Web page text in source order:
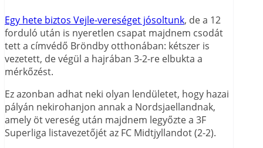
Egy hete biztos Vejle-vereséget jósoltunk, de a 12
forduló után is nyeretlen csapat majdnem csodát
tett a címvédő Bröndby otthonában: kétszer is
vezetett, de végül a hajrában 3-2-re elbukta a
mérkőzést.
Ez azonban adhat neki olyan lendületet, hogy hazai
pályán nekirohanjon annak a Nordsjaellandnak,
amely öt vereség után majdnem legyőzte a 3F
Superliga listavezetőjét az FC Midtjyllandot (2-2).